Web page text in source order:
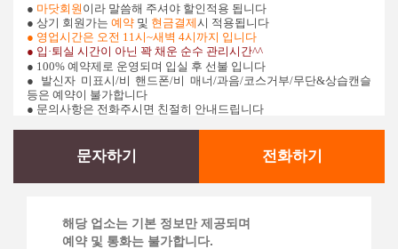
● 마닷회원 이라 말씀해 주셔야 할인적용 됩니다
● 상기 회원가는 예약 및 현금결제시 적용됩니다
● 영업시간은 오전 11시~새벽 4시까지 입니다
● 입·퇴실 시간이 아닌 꽉 채운 순수 관리시간^^
● 100% 예약제로 운영되며 입실 후 선불 입니다
● 발신자 미표시/비 핸드폰/비 매너/과음/코스거부/무단&상습캔슬
등은 예약이 불가합니다
● 문의사항은 전화주시면 친절히 안내드립니다
문자하기 전화하기
해당 업소는 기본 정보만 제공되며
예약 및 통화는 불가합니다.